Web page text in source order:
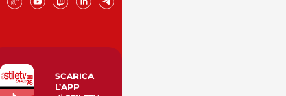
SCARICA
L’APP